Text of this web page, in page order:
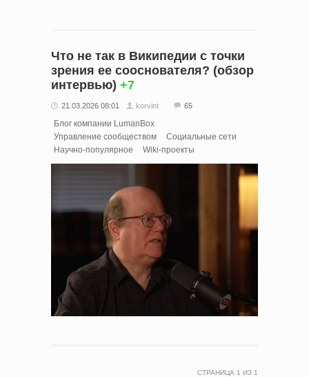
Что не так в Википедии с точки
зрения ее сооснователя? (обзор
интервью) +7
21.03.2026 08:01 korvint 65
Блог компании LumanBox
Управление сообществом
Социальные сети
Научно-популярное
Wiki-проекты
СТРАНИЦА 1 ИЗ 1